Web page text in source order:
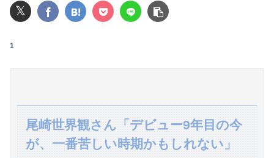
【動画】台風13号の進路予想、明らかにおかしい…
𝕏
1
尾崎世界観さん「デビュー9年目の今
が、一番苦しい時期かもしれない」